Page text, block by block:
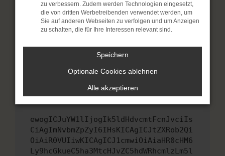
Sicherheitsrisiko, sondern kann auch dazu
führen, dass bestimmte Funktionen nicht mehr
unterstützt werden.
Wenn du alle oben genannten Schritte versucht
versuchen, das Problem zu beheben. Du kannst
uns diesen Text schicken, um uns bei der
Fehlersuche zu unterstützen:
ewogICJuYW1lIjogIk5ldHdvcmtFcnJvciIs
CiAgImNvbmZpZyI6IHsKICAgICJtZXRob2Qi
OiAiR0VUIiwKICAgICJ1cmwiOiAiaHR0cHM6
Ly9hcGkueC5ha3MtcHJvZC5hdWRhcmlzLm5l
zu verbessern. Zudem werden Technologien eingesetzt,
die von dritten Werbetreibenden verwendet werden, um
Sie auf anderen Webseiten zu verfolgen und um Anzeigen
zu schalten, die für Ihre Interessen relevant sind.
Speichern
Optionale Cookies ablehnen
Alle akzeptieren